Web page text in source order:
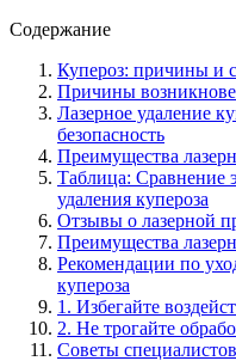
Содержание
Купероз: причины и
Причины
Лазерное удаление
безопасность
Преимущества
Таблица: Сравнение
удаления купероза
Отзывы о лазерной
Преимущества
Рекомендации по
купероза
1. Избегайте
2. Не трогайте
Советы